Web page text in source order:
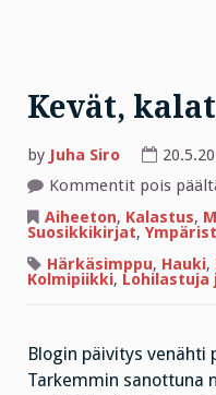
Kevät,
by Juha Siro
Kommentit pois
Aiheeton, Kalastus,
Suosikkikirjat,
Härkäsimppu, Hauki,
Kolmipiikki, Lohilastuja
Blogin päivitys venähti
Tarkemmin sanottuna